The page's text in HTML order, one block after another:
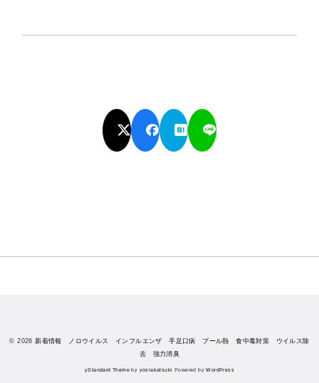
© 2026新着情報 ノロウイルス インフルエンザ 手足口病 プール熱 食中毒対策 ウイルス除
去 強力消臭
yStandard Theme by yosiakatsuki Powered byWordPress